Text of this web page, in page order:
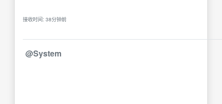
接收时间: 38分钟前
@System